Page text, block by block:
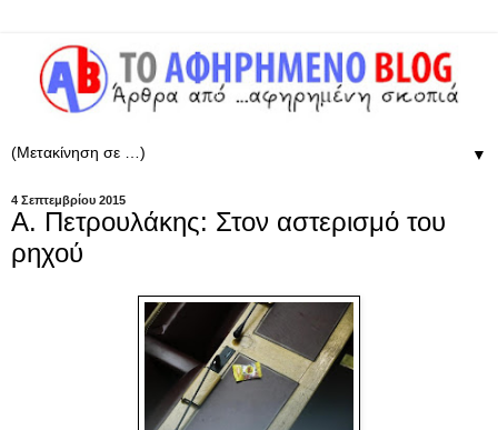
▼
4 Σεπτεμβρίου 2015
Α. Πετρουλάκης: Στον αστερισμό του
ρηχού